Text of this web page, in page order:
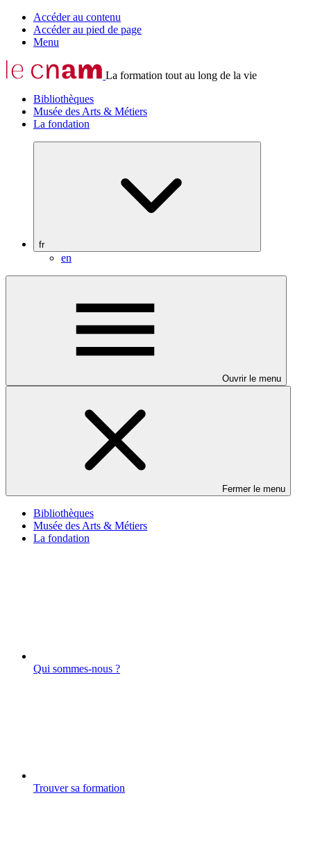
Accéder au contenu
Accéder au pied de page
Menu
La formation tout au long de la vie
Bibliothèques
Musée des Arts & Métiers
La fondation
fr
en
Ouvrir le menu
Fermer le menu
Bibliothèques
Musée des Arts & Métiers
La fondation
Qui sommes-nous ?
Trouver sa formation